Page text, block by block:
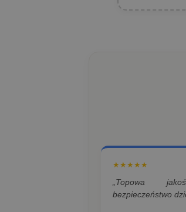
★★★★★
„Topowa
bezpieczeństwo